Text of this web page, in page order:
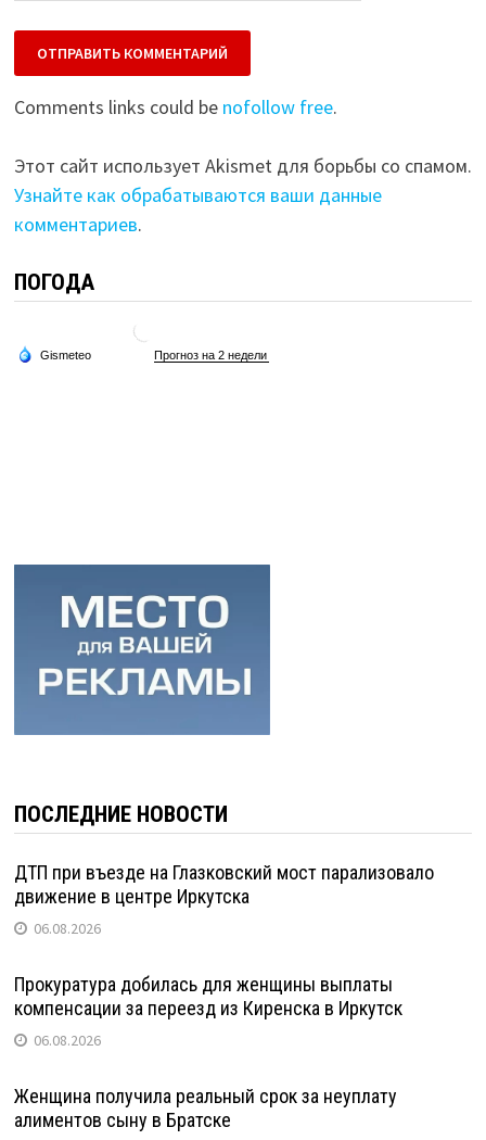
Comments links could be nofollow free.
Этот сайт использует Akismet для борьбы со спамом.
Узнайте как обрабатываются ваши данные
комментариев.
ПОГОДА
ПОСЛЕДНИЕ НОВОСТИ
ДТП при въезде на Глазковский мост парализовало
движение в центре Иркутска
06.08.2026
Прокуратура добилась для женщины выплаты
компенсации за переезд из Киренска в Иркутск
06.08.2026
Женщина получила реальный срок за неуплату
алиментов сыну в Братске